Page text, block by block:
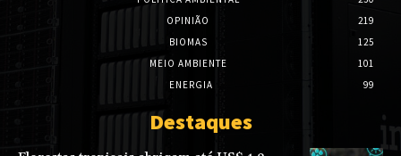
OPINIÃO
219
BIOMAS
125
MEIO AMBIENTE
101
ENERGIA
99
Destaques